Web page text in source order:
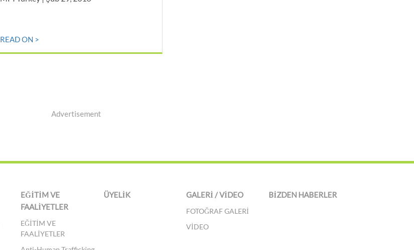
READ ON >
Advertisement
EĞİTİM VE
FAALİYETLER
EĞİTİM VE
FAALİYETLER
ÜYELİK GALERİ / VİDEO
FOTOĞRAF GALERİ
VİDEO
BİZDEN HABERLER